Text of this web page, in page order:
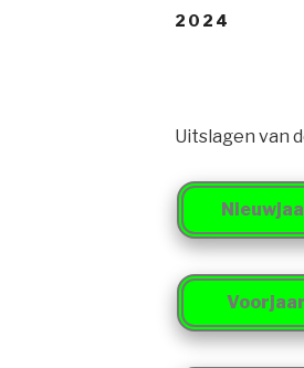
2024
Uitslagen van